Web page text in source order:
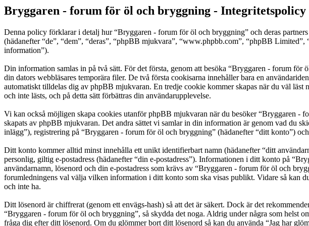
Bryggaren - forum för öl och bryggning - Integritetspolicy
Denna policy förklarar i detalj hur “Bryggaren - forum för öl och bryggning” och deras
(hädanefter “de”, “dem”, “deras”, “phpBB mjukvara”, “www.phpbb.com”, “phpBB
information”).
Din information samlas in på två sätt. För det första, genom att besöka “Bryggaren - forum
din dators webbläsares temporära filer. De två första cookisarna innehåller bara en
automatiskt tilldelas dig av phpBB mjukvaran. En tredje cookie kommer skapas när du väl
och inte lästs, och på detta sätt förbättras din användarupplevelse.
Vi kan också möjligen skapa cookies utanför phpBB mjukvaran när du besöker “Bryggaren -
skapats av phpBB mjukvaran. Det andra sättet vi samlar in din information är genom vad du
inlägg”), registrering på “Bryggaren - forum för öl och bryggning” (hädanefter “ditt konto”)
Ditt konto kommer alltid minst innehålla ett unikt identifierbart namn (hädanefter “ditt
personlig, giltig e-postadress (hädanefter “din e-postadress”). Informationen i ditt konto på
användarnamn, lösenord och din e-postadress som krävs av “Bryggaren - forum för öl och
forumledningens val välja vilken information i ditt konto som ska visas publikt. Vidare så kan
och inte ha.
Ditt lösenord är chiffrerat (genom ett envägs-hash) så att det är säkert. Dock är det
“Bryggaren - forum för öl och bryggning”, så skydda det noga. Aldrig under några som helst
fråga dig efter ditt lösenord. Om du glömmer bort ditt lösenord så kan du använda “Jag har